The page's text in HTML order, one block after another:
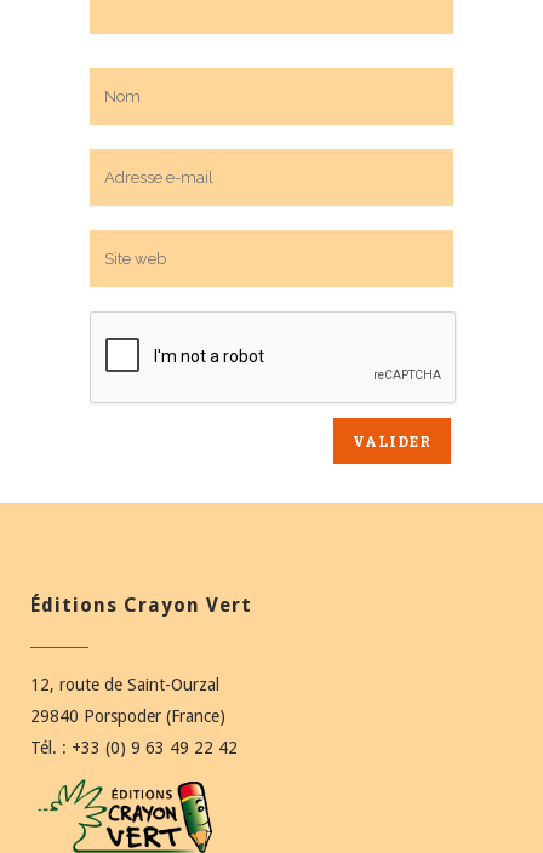
Éditions Crayon Vert
12, route de Saint-Ourzal
29840 Porspoder (France)
Tél. : +33 (0) 9 63 49 22 42